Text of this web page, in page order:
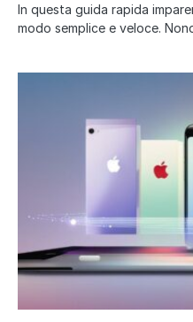
In questa guida rapida
modo semplice e veloce.